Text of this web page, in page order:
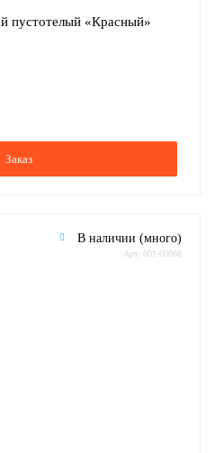
пустотелый «Красный»
Заказ
В наличии (много)
Арт: 001-00088